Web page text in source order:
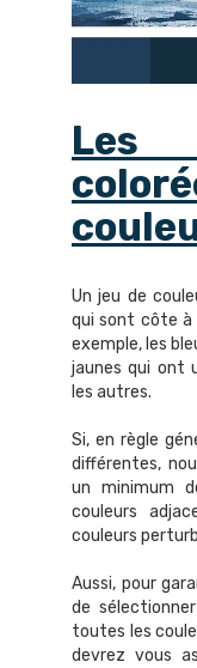
Les
Un jeu de
qui sont côte à
exemple, les
jaunes qui ont
les autres.
Si, en règle
différentes,
un minimum
couleurs
couleurs
Aussi, pour
de
toutes les
devrez vous